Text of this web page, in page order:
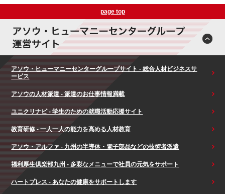
page top
アソウ・ヒューマニーセンターグループサイト - 総合人材ビジネスサ
ービス
アソウの人材派遣 - 派遣のお仕事情報満載
ユニクリナビ - 学生のための就職活動応援サイト
教育研修 - 一人一人の能力を高める人材教育
アソウ・アルファ - 九州の半導体・電子部品などの技術者派遣
福利厚生倶楽部九州 - 多彩なメニューで社員の元気をサポート
ハートプレス - あなたの健康をサポートします